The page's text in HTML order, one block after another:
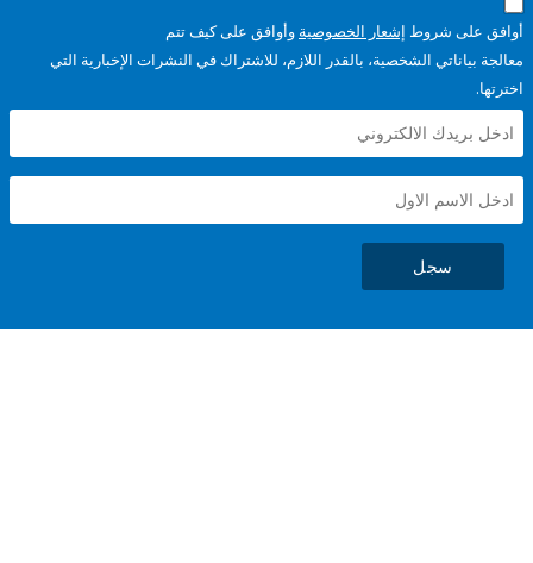
شروطإشعار الخصوصيةوأوافق على كيف تتم
الشخصية، بالقدر اللازم، للاشتراك في النشرات الإخبارية التي